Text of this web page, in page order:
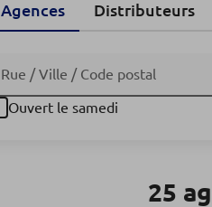
Agences Distributeurs
Ouvert le samedi
25